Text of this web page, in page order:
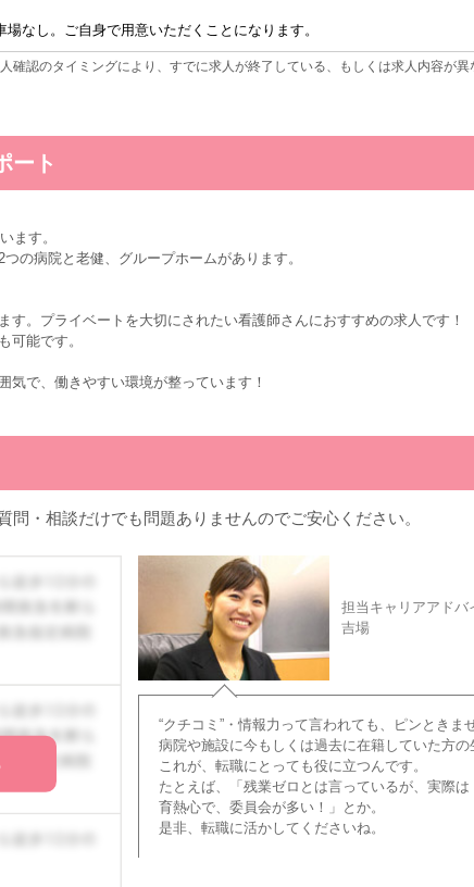
場なし。ご自身で用意いただくことになります。
認のタイミングにより、すでに求人が終了している、もしくは求人内容が
ート
ます。
の病院と老健、グループホームがあります。
。プライベートを大切にされたい看護師さんにおすすめの求人です！
可能です。
で、働きやすい環境が整っています！
・相談だけでも問題ありませんのでご安心ください。
担当キャリアアドバ
吉場
“クチコミ”・情報力って言われても、ピンときま
病院や施設に今もしくは過去に在籍していた方
これが、転職にとっても役に立つんです。
たとえば、「残業ゼロとは言っているが、実際
育熱心で、委員会が多い！」とか。
是非、転職に活かしてくださいね。